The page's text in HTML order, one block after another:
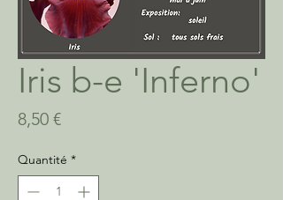
Iris b-e 'Inferno'
8,50 €Prix
Quantité *